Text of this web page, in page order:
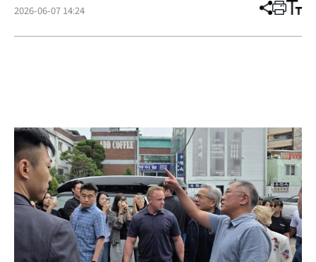
2026-06-07 14:24 分
章
打 调
小